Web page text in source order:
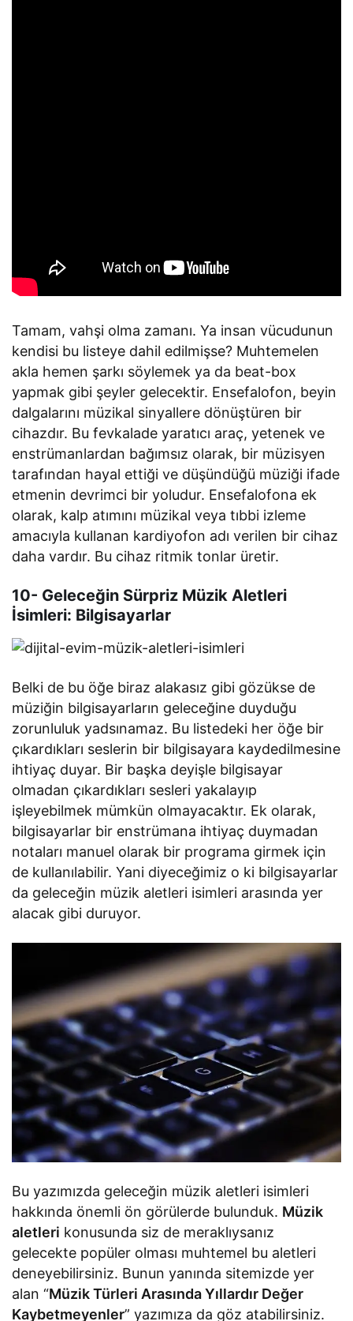
Tamam, vahşi olma zamanı. Ya insan vücudunun
kendisi bu listeye dahil edilmişse? Muhtemelen
akla hemen şarkı söylemek ya da beat-box
yapmak gibi şeyler gelecektir. Ensefalofon, beyin
dalgalarını müzikal sinyallere dönüştüren bir
cihazdır. Bu fevkalade yaratıcı araç, yetenek ve
enstrümanlardan bağımsız olarak, bir müzisyen
tarafından hayal ettiği ve düşündüğü müziği ifade
etmenin devrimci bir yoludur. Ensefalofona ek
olarak, kalp atımını müzikal veya tıbbi izleme
amacıyla kullanan kardiyofon adı verilen bir cihaz
daha vardır. Bu cihaz ritmik tonlar üretir.
10- Geleceğin Sürpriz Müzik Aletleri
İsimleri: Bilgisayarlar
Belki de bu öğe biraz alakasız gibi gözükse de
müziğin bilgisayarların geleceğine duyduğu
zorunluluk yadsınamaz. Bu listedeki her öğe bir
çıkardıkları seslerin bir bilgisayara kaydedilmesine
ihtiyaç duyar. Bir başka deyişle bilgisayar
olmadan çıkardıkları sesleri yakalayıp
işleyebilmek mümkün olmayacaktır. Ek olarak,
bilgisayarlar bir enstrümana ihtiyaç duymadan
notaları manuel olarak bir programa girmek için
de kullanılabilir. Yani diyeceğimiz o ki bilgisayarlar
da geleceğin müzik aletleri isimleri arasında yer
alacak gibi duruyor.
Bu yazımızda geleceğin müzik aletleri isimleri
hakkında önemli ön görülerde bulunduk. Müzik
aletleri konusunda siz de meraklıysanız
gelecekte popüler olması muhtemel bu aletleri
deneyebilirsiniz. Bunun yanında sitemizde yer
alan “Müzik Türleri Arasında Yıllardır Değer
Kaybetmeyenler” yazımıza da göz atabilirsiniz.